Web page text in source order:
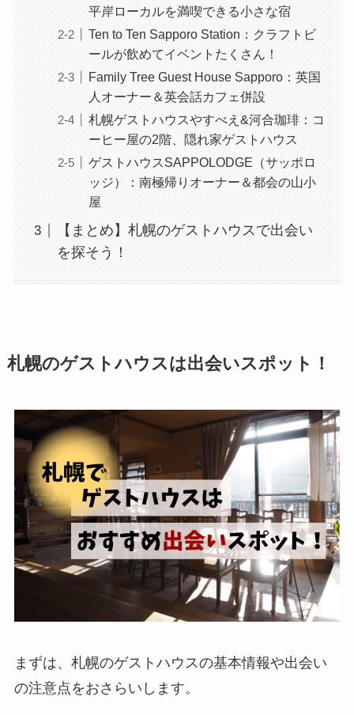
平岸ローカルを満喫できる小さな宿
Ten to Ten Sapporo Station：クラフトビ
ールが飲めてイベントたくさん！
Family Tree Guest House Sapporo：英国
人オーナー＆英会話カフェ併設
札幌ゲストハウスやすべえ&河合珈琲：コ
ーヒー屋の2階、隠れ家ゲストハウス
ゲストハウスSAPPOLODGE（サッポロ
ッジ）：南極帰りオーナー＆都会の山小
屋
【まとめ】札幌のゲストハウスで出会い
を探そう！
札幌のゲストハウスは出会いスポット！
まずは、札幌のゲストハウスの基本情報や出会い
の注意点をおさらいします。